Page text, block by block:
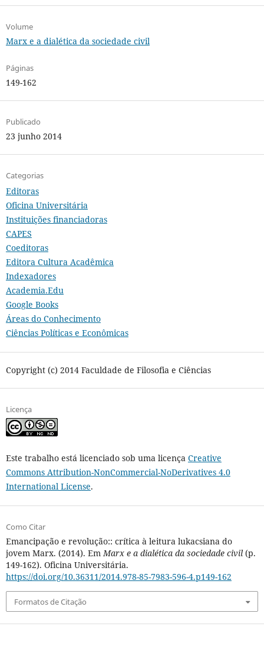
Volume
Marx e a dialética da sociedade civil
Páginas
149-162
Publicado
23 junho 2014
Categorias
Editoras
Oficina Universitária
Instituições financiadoras
CAPES
Coeditoras
Editora Cultura Acadêmica
Indexadores
Academia.Edu
Google Books
Áreas do Conhecimento
Ciências Políticas e Econômicas
Copyright (c) 2014 Faculdade de Filosofia e Ciências
Licença
Este trabalho está licenciado sob uma licença Creative
Commons Attribution-NonCommercial-NoDerivatives 4.0
International License.
Como Citar
Emancipação e revolução:: crítica à leitura lukacsiana do
jovem Marx. (2014). EmMarx e a dialética da sociedade civil(p.
149-162). Oficina Universitária.
https://doi.org/10.36311/2014.978-85-7983-596-4.p149-162
Formatos de Citação